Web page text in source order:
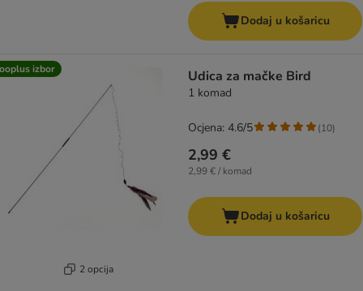
Dodaj u košaricu
izbor
2 opcija
Udica za mačke Bird
1 komad
2,99 €
2,99 € / komad
Ocjena: 4.6/5 (10)
Dodaj u košaricu